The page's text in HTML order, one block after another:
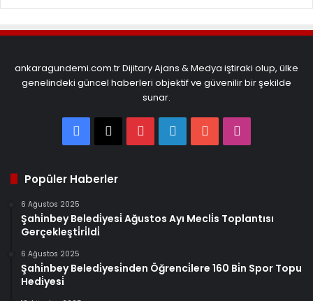
ankaragundemi.com.tr Dijitary Ajans & Medya iştiraki olup, ülke
genelindeki güncel haberleri objektif ve güvenilir bir şekilde
sunar.
Facebook
X PinterestLinkedInYouTube
Popüler Haberler
6 Ağustos 2025
Şahi̇nbey Beledi̇yesi̇ Ağustos Ayı Mecli̇s Toplantısı
Gerçekleşti̇ri̇ldi̇
6 Ağustos 2025
Şahi̇nbey Beledi̇yesi̇nden Öğrenci̇lere 160 Bi̇n Spor Topu
Hedi̇yesi̇